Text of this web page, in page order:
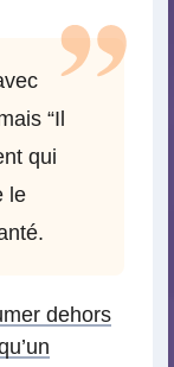
“Il
qui
le
dehors